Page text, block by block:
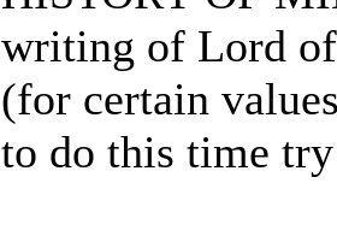
writing of Lord
(for certain
to do this time